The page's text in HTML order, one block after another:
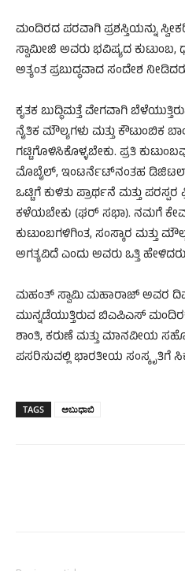
ಮಂದಿರದ ಪರವಾಗಿ ಪ್ರಶಸ್ತಿಯನ್ನು
ಸ್ವಾಮೀಜಿ ಅವರು ಭವಿಷ್ಯದ ಕುಟುಂಬ,
ಅತ್ಯಂತ ಪ್ರಬುದ್ಧವಾದ ಸಂದೇಶ
ಕೃತಕ ಬುದ್ಧಿಮತ್ತೆ ವೇಗವಾಗಿ
ನೈತಿಕ ಮೌಲ್ಯಗಳು ಮತ್ತು ಕೌಟುಂಬಿಕ
ಗಟ್ಟಿಗೊಳಿಸಿಕೊಳ್ಳಬೇಕು. ಪ್ರತಿ
ಮೊಬೈಲ್, ಇಂಟರ್ನೆಟ್‌ನಂತಹ ಡಿಜಿಟಲ್
ಒಟ್ಟಿಗೆ ಕುಳಿತು ಪ್ರಾರ್ಥನೆ ಮತ್ತು
ಕಳೆಯಬೇಕು (ಘರ್ ಸಭಾ). ನಮಗೆ ಕೇವಲ
ಕುಟುಂಬಗಳಿಗಿಂತ, ಸಂಸ್ಕಾರ ಮತ್ತು
ಅಗತ್ಯವಿದೆ ಎಂದು ಅವರು ಒತ್ತಿ
ಮಹಂತ್ ಸ್ವಾಮಿ ಮಹಾರಾಜ್ ಅವರ
ಮುನ್ನಡೆಯುತ್ತಿರುವ ಬಿಎಪಿಎಸ್
ಶಾಂತಿ, ಕರುಣೆ ಮತ್ತು ಮಾನವೀಯ
ಪಸರಿಸುವಲ್ಲಿ ಭಾರತೀಯ ಸಂಸ್ಕೃತಿಗೆ
TAGS ಅಬುಧಾಬಿ